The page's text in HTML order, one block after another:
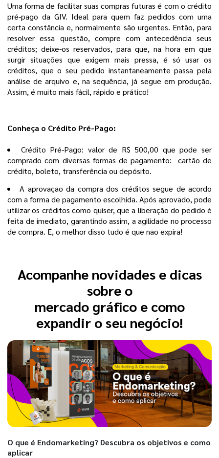
Uma forma de facilitar suas compras futuras é com o crédito
pré-pago da GIV. Ideal para quem faz pedidos com uma
certa constância e, normalmente são urgentes. Então, para
resolver essa questão, compre com antecedência seus
créditos; deixe-os reservados, para que, na hora em que
surgir situações que exigem mais pressa, é só usar os
créditos, que o seu pedido instantaneamente passa pela
análise de arquivo e, na sequência, já segue em produção.
Assim, é muito mais fácil, rápido e prático!
Conheça o Crédito Pré-Pago:
Crédito Pré-Pago: valor de R$ 500,00 que pode ser
comprado com diversas formas de pagamento: cartão de
crédito, boleto, transferência ou depósito.
A aprovação da compra dos créditos segue de acordo
com a forma de pagamento escolhida. Após aprovado, pode
utilizar os créditos como quiser, que a liberação do pedido é
feita de imediato, garantindo assim, a agilidade no processo
de compra. E, o melhor disso tudo é que não expira!
Acompanhe novidades e dicas
sobre o
mercado gráfico e como
expandir o seu negócio!
O que é Endomarketing? Descubra os objetivos e como
aplicar